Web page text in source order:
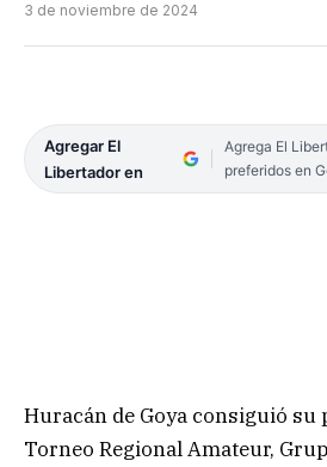
3 de noviembre de 2024
Agregar El
Libertador en
Agrega El
preferidos en
Huracán de Goya consiguió
Torneo Regional Amateur,